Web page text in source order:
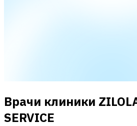
Врачи клиники
SERVICE